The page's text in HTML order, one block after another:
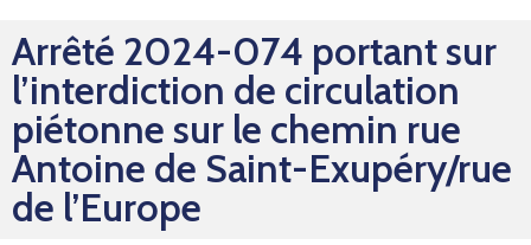
Mes
Sorties
Mes
Démarches
Arrêté 2024-074 portant sur
l’interdiction de circulation
piétonne sur le chemin rue
Antoine de Saint-Exupéry/rue
de l’Europe